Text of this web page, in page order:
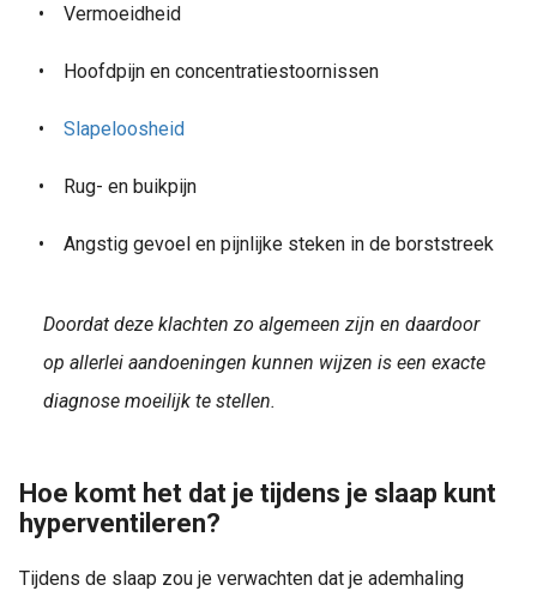
• Vermoeidheid
• Hoofdpijn en concentratiestoornissen
• Slapeloosheid
• Rug- en buikpijn
• Angstig gevoel en pijnlijke steken in de borststreek
Doordat deze klachten zo algemeen zijn en daardoor
op allerlei aandoeningen kunnen wijzen is een exacte
diagnose moeilijk te stellen.
Hoe komt het dat je tijdens je slaap kunt
hyperventileren?
Tijdens de slaap zou je verwachten dat je ademhaling